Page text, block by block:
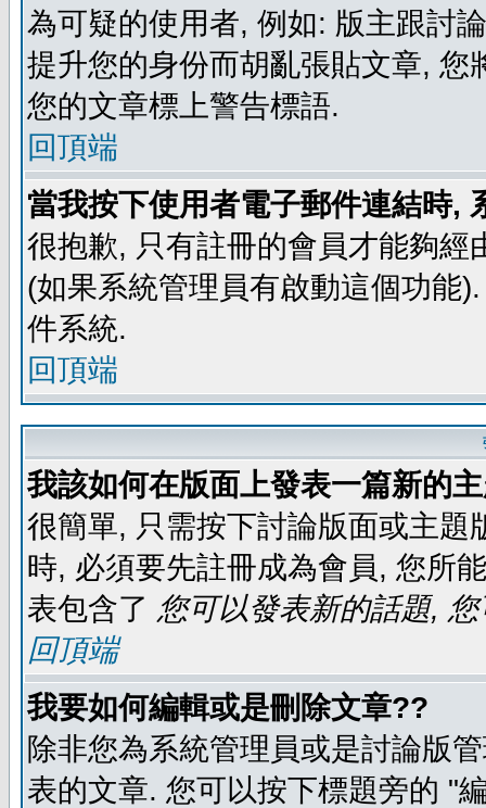
為可疑的使用者, 例如: 版主跟討
提升您的身份而胡亂張貼文章,
您的文章標上警告標語.
回頂端
當我按下使用者電子郵件連結時,
很抱歉, 只有註冊的會員才能夠
(如果系統管理員有啟動這個功能
件系統.
回頂端
我該如何在版面上發表一篇新的
很簡單, 只需按下討論版面或主
時, 必須要先註冊成為會員, 您所
表包含了 您可以發表新的話題,
回頂端
我要如何編輯或是刪除文章??
除非您為系統管理員或是討論版
表的文章. 您可以按下標題旁的 "